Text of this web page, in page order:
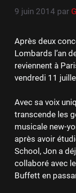
9 juin 2014 par
Après deux
Lombards l’an
reviennent à
vendredi 11
Avec sa voix
transcende les
musicale new-
après avoir
School, Jon a
collaboré avec
Buffett en